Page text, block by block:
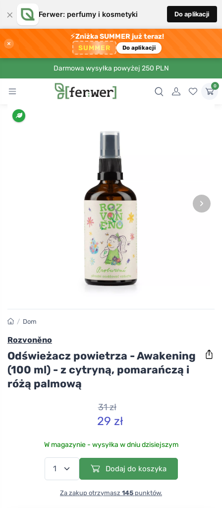
× Ferwer: perfumy i kosmetyki Do aplikacji
×
⚡Zniżka SUMMER już teraz!
SUMMER Do aplikacji
Darmowa wysyłka powyżej 250 PLN
0
›
/ Dom
Rozvoněno
Odświeżacz powietrza - Awakening
(100 ml) - z cytryną, pomarańczą i
różą palmową
31 zł
29 zł
W magazynie - wysyłka w dniu dzisiejszym
Dodaj do koszyka
Za zakup otrzymasz 145 punktów.